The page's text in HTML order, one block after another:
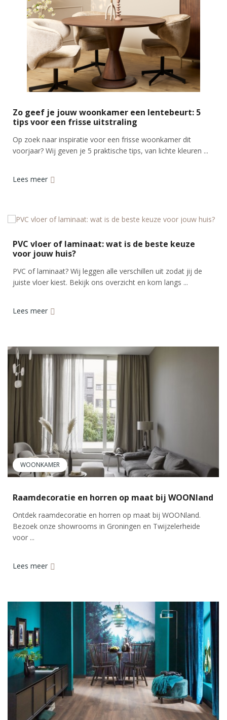
Zo geef je jouw woonkamer een lentebeurt: 5
tips voor een frisse uitstraling
Op zoek naar inspiratie voor een frisse woonkamer dit
voorjaar? Wij geven je 5 praktische tips, van lichte kleuren ...
Lees meer
PVC vloer of laminaat: wat is de beste keuze
voor jouw huis?
PVC of laminaat? Wij leggen alle verschillen uit zodat jij de
juiste vloer kiest. Bekijk ons overzicht en kom langs ...
Lees meer
WOONKAMER
Raamdecoratie en horren op maat bij WOONland
Ontdek raamdecoratie en horren op maat bij WOONland.
Bezoek onze showrooms in Groningen en Twijzelerheide
voor ...
Lees meer